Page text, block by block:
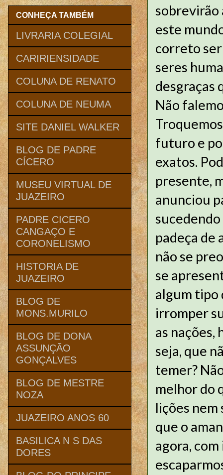
sobrevirão
este
correto
seres
desgraças
Não
futuro e
exatos.
presente,
anunciou
sucedendo
padeça de
não se
se
algum tipo
irromper
as nações,
seja, que
temer?
melhor do
lições nem
que o
agora,
CONHEÇA TAMBÉM
LIVRARIA COLEGIAL
CARIRIENSIDADE
COLUNA DE RENATO
COLUNA DE NEUMA
SITE DANIEL WALKER
BLOG DE PADRE
CÍCERO
MUSEU VIRTUAL DE
JUAZEIRO
PADRE CICERO
CANGAÇO E
CORONELISMO
HISTORIA DE
JUAZEIRO
BLOG DE
MONS.MURILO
BLOG DE DONA
ASSUNÇÃO
GONÇALVES
BLOG DE MESTRE
NOZA
JUAZEIRO ANOS 60
BASILICA N S DAS
DORES